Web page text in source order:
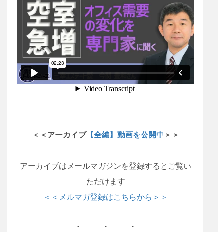
＜＜アーカイブ【全編】動画を公開中 ＞＞
アーカイブはメールマガジンを登録するとご覧い
ただけます
＜＜メルマガ登録はこちらから＞＞